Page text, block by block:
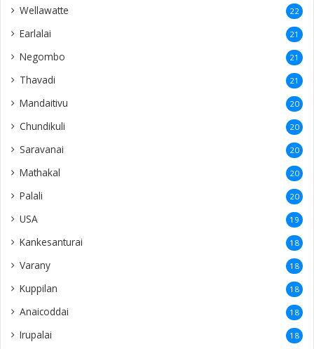
Wellawatte 22
Earlalai 21
Negombo 21
Thavadi 21
Mandaitivu 20
Chundikuli 20
Saravanai 20
Mathakal 20
Palali 20
USA 19
Kankesanturai 18
Varany 18
Kuppilan 18
Anaicoddai 18
Irupalai 18